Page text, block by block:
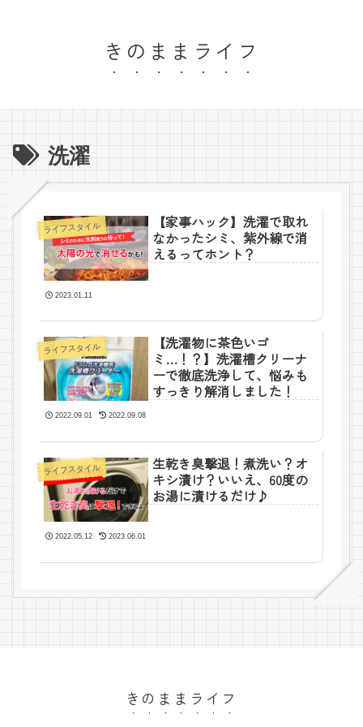
きのままライフ
洗濯
ライフスタイル
【家事ハック】洗濯で取れ
なかったシミ、紫外線で消
えるってホント？
2023.01.11
ライフスタイル
【洗濯物に茶色いゴ
ミ…！？】洗濯槽クリーナ
ーで徹底洗浄して、悩みも
すっきり解消しました！
2022.09.01 2022.09.08
ライフスタイル
生乾き臭撃退！煮洗い？オ
キシ漬け？いいえ、60度の
お湯に漬けるだけ♪
2022.05.12 2023.06.01
きのままライフ